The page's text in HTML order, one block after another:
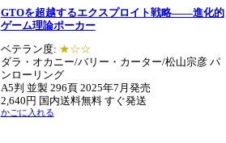
GTOを超越するエクスプロイト戦略――進化的
ゲーム理論ポーカー
ベテラン度: ★☆☆
ダラ・オカニー/バリー・カーター/松山宗彦 パ
ンローリング
A5判 並製 296頁 2025年7月発売
2,640円 国内送料無料 すぐ発送
かごに入れる